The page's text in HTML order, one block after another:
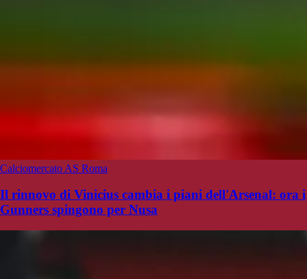
Calciomercato AS Roma
Il rinnovo di Vinicius cambia i piani dell'Arsenal: ora i
Gunners spingono per Nusa